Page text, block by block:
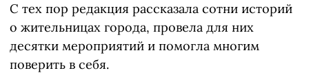
С тех пор редакция рассказала сотни историй
о жительницах города, провела для них
десятки мероприятий и помогла многим
поверить в себя.